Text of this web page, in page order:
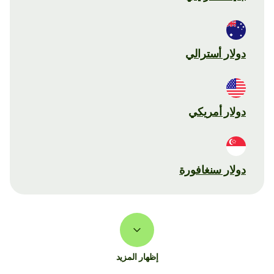
دولار أسترالي
دولار أمريكي
دولار سنغافورة
إظهار المزيد